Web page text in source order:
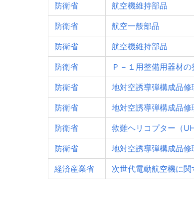
防衛省 航空機維持部品
防衛省 航空一般部品
防衛省 航空機維持部品
防衛省 Ｐ－１用整備用器材の
防衛省 地対空誘導弾構成品修
防衛省 地対空誘導弾構成品修
防衛省 救難ヘリコプター（
防衛省 地対空誘導弾構成品修
経済産業省 次世代電動航空機に